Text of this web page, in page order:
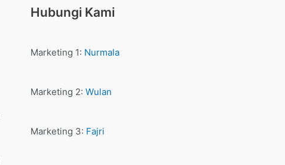
Hubungi Kami
Marketing 1: Nurmala
Marketing 2: Wulan
Marketing 3: Fajri